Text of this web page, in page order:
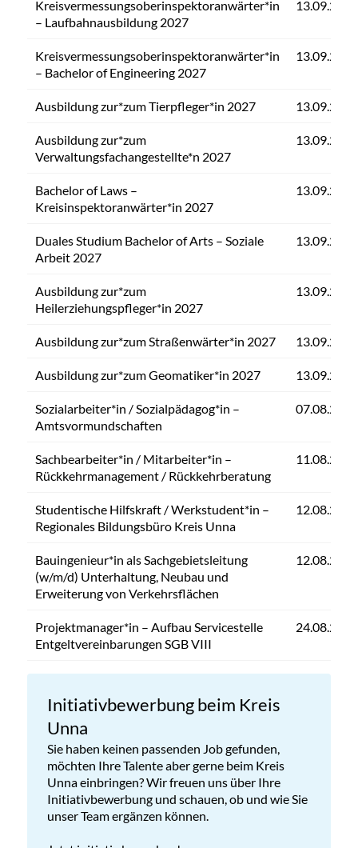
Kreisvermessungsoberinspektoranwärter*in
– Laufbahnausbildung 2027
13.09.2026
Kreisvermessungsoberinspektoranwärter*in
– Bachelor of Engineering 2027
13.09.2026
Ausbildung zur*zum Tierpfleger*in 2027 13.09.2026
Ausbildung zur*zum
Verwaltungsfachangestellte*n 2027
13.09.2026
Bachelor of Laws –
Kreisinspektoranwärter*in 2027
13.09.2026
Duales Studium Bachelor of Arts – Soziale
Arbeit 2027
13.09.2026
Ausbildung zur*zum
Heilerziehungspfleger*in 2027
13.09.2026
Ausbildung zur*zum Straßenwärter*in 2027 13.09.2026
Ausbildung zur*zum Geomatiker*in 2027 13.09.2026
Sozialarbeiter*in / Sozialpädagog*in –
Amtsvormundschaften
07.08.2026
Sachbearbeiter*in / Mitarbeiter*in –
Rückkehrmanagement / Rückkehrberatung
11.08.2026
Studentische Hilfskraft / Werkstudent*in –
Regionales Bildungsbüro Kreis Unna
12.08.2026
Bauingenieur*in als Sachgebietsleitung
(w/m/d) Unterhaltung, Neubau und
Erweiterung von Verkehrsflächen
12.08.2026
Projektmanager*in – Aufbau Servicestelle
Entgeltvereinbarungen SGB VIII
24.08.2026
Initiativbewerbung beim Kreis
Unna
Sie haben keinen passenden Job gefunden,
möchten Ihre Talente aber gerne beim Kreis
Unna einbringen? Wir freuen uns über Ihre
Initiativbewerbung und schauen, ob und wie Sie
unser Team ergänzen können.